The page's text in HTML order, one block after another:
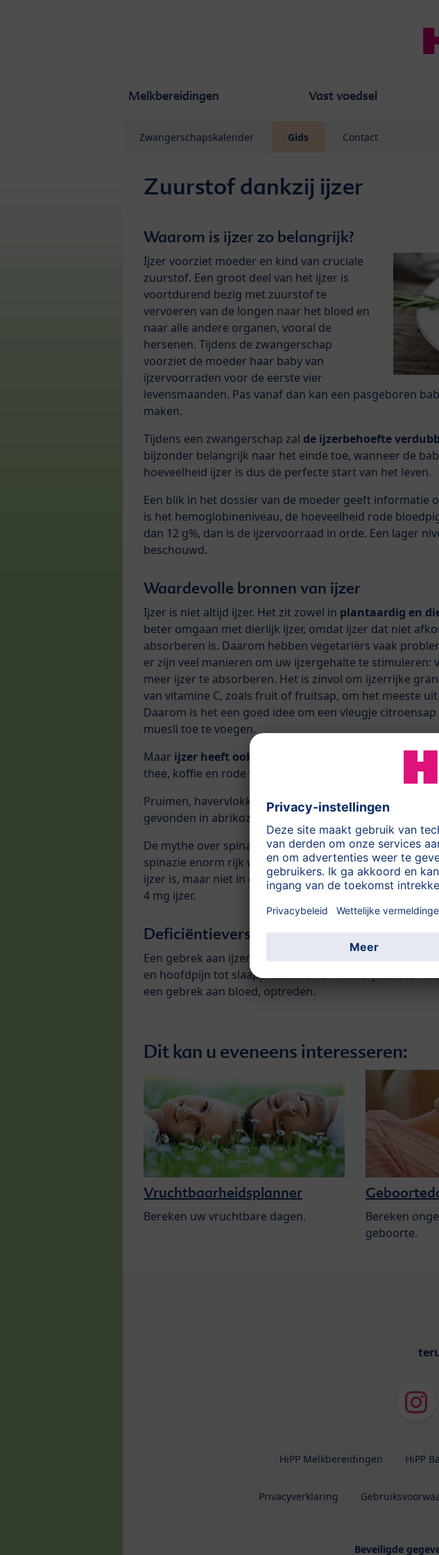
Melkbereidingen Vast voedsel
Zwangerschapskalender Gids Contact
Zuurstof dankzij ijzer
Waarom is ijzer zo belangrijk?
Ijzer voorziet moeder en kind van cruciale
zuurstof. Een groot deel van het ijzer is
voortdurend bezig met zuurstof te
vervoeren van de longen naar het bloed en
naar alle andere organen, vooral de
hersenen. Tijdens de zwangerschap
voorziet de moeder haar baby van
ijzervoorraden voor de eerste vier
levensmaanden. Pas vanaf dan kan een pasgeboren
maken.
Tijdens een zwangerschap zal de ijzerbehoefte
bijzonder belangrijk naar het einde toe, wanneer de
hoeveelheid ijzer is dus de perfecte start van het leven.
Een blik in het dossier van de moeder geeft informatie
is het hemoglobineniveau, de hoeveelheid rode
dan 12 g%, dan is de ijzervoorraad in orde. Een lager
beschouwd.
Waardevolle bronnen van ijzer
Ijzer is niet altijd ijzer. Het zit zowel in plantaardig en
beter omgaan met dierlijk ijzer, omdat ijzer dat niet
absorberen is. Daarom hebben vegetariërs vaak
er zijn veel manieren om uw ijzergehalte te stimuleren:
meer ijzer te absorberen. Het is zinvol om ijzerrijke
van vitamine C, zoals fruit of fruitsap, om het meeste
Daarom is het een goed idee om een vleugje
muesli toe te voegen.
Maar ijzer heeft ook vijanden
: looizuur blokkeert de
thee, koffie en rode wijn.
Pruimen, havervlokken en vlees zijn rijk aan ijzer. Veel
gevonden in abrikozen.
De mythe over spinazie is niet meer zo populair als
spinazie enorm rijk was aan ijzer. Tegenwoordig weten
ijzer is, maar niet in die mate als ooit werd
4 mg ijzer.
Deficiëntieverschijnselen
Een gebrek aan ijzer is niet zonder gevolgen:
en hoofdpijn tot slaapproblemen en misselijkheid. In
een gebrek aan bloed, optreden.
Dit kan u eveneens interesseren:
Vruchtbaarheidsplanner
Bereken uw vruchtbare dagen.
Bereken
geboorte.
HiPP Melkbereidingen HiPP
Privacyverklaring
Beveiligde